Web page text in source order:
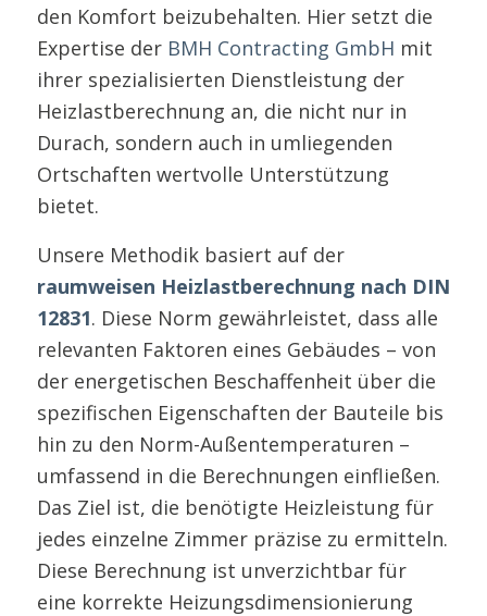
den Komfort beizubehalten. Hier setzt die
Expertise der BMH Contracting GmbH mit
ihrer spezialisierten Dienstleistung der
Heizlastberechnung an, die nicht nur in
Durach, sondern auch in umliegenden
Ortschaften wertvolle Unterstützung
bietet.
Unsere Methodik basiert auf der
raumweisen Heizlastberechnung nach DIN
12831. Diese Norm gewährleistet, dass alle
relevanten Faktoren eines Gebäudes – von
der energetischen Beschaffenheit über die
spezifischen Eigenschaften der Bauteile bis
hin zu den Norm-Außentemperaturen –
umfassend in die Berechnungen einfließen.
Das Ziel ist, die benötigte Heizleistung für
jedes einzelne Zimmer präzise zu ermitteln.
Diese Berechnung ist unverzichtbar für
eine korrekte Heizungsdimensionierung